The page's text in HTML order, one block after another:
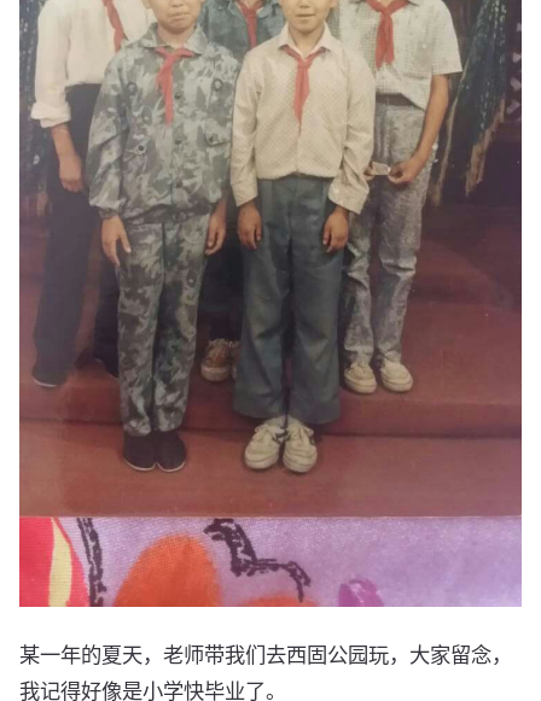
某一年的夏天，老师带我们去西固公园玩，大家留念，
我记得好像是小学快毕业了。